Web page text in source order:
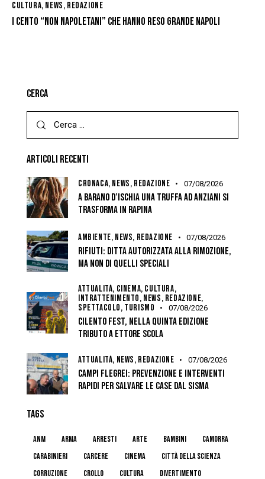
CULTURA, NEWS, REDAZIONE
I CENTO “NON NAPOLETANI” CHE HANNO RESO GRANDE NAPOLI
CERCA
ARTICOLI RECENTI
CRONACA, NEWS, REDAZIONE 07/08/2026
A BARANO D’ISCHIA UNA TRUFFA AD ANZIANI SI
TRASFORMA IN RAPINA
AMBIENTE, NEWS, REDAZIONE 07/08/2026
RIFIUTI: DITTA AUTORIZZATA ALLA RIMOZIONE,
MA NON DI QUELLI SPECIALI
ATTUALITÀ, CINEMA, CULTURA,
INTRATTENIMENTO, NEWS, REDAZIONE,
SPETTACOLO, TURISMO 07/08/2026
CILENTO FEST, NELLA QUINTA EDIZIONE
TRIBUTO A ETTORE SCOLA
ATTUALITÀ, NEWS, REDAZIONE 07/08/2026
CAMPI FLEGREI: PREVENZIONE E INTERVENTI
RAPIDI PER SALVARE LE CASE DAL SISMA
TAGS
anm arma arresti arte bambini
camorra
carabinieri
carcere cinema
Città della Scienza
corruzione
crollo cultura
divertimento